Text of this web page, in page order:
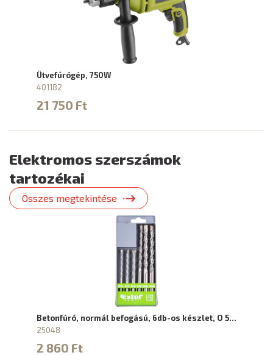
Ütvefúrógép, 750W
401182
21 750 Ft
Elektromos szerszámok
tartozékai
Összes megtekintése
Betonfúró, normál befogású, 6db-os készlet, O 5…
25048
2 860 Ft